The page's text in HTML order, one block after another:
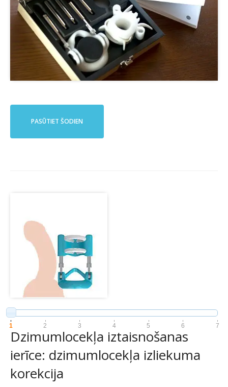
PASŪTIET ŠODIEN
1 2 3 4 5 6 7
Dzimumlocekļa iztaisnošanas
ierīce: dzimumlocekļa izliekuma
korekcija